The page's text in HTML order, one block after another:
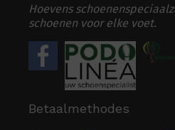
Hoevens
schoenen voor elke voet.
Betaalmethodes